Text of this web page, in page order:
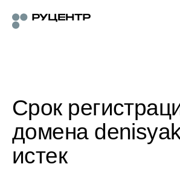
Срок
домена
истек